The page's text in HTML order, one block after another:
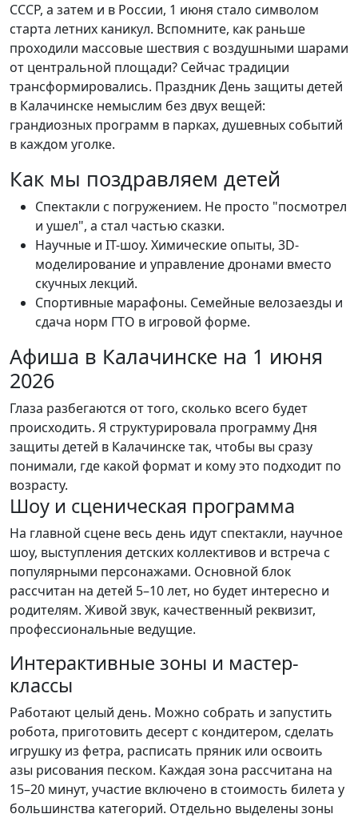
СССР, а затем и в России, 1 июня стало символом
старта летних каникул. Вспомните, как раньше
проходили массовые шествия с воздушными шарами
от центральной площади? Сейчас традиции
трансформировались. Праздник День защиты детей
в Калачинске немыслим без двух вещей:
грандиозных программ в парках, душевных событий
в каждом уголке.
Как мы поздравляем детей
Спектакли с погружением. Не просто "посмотрел
и ушел", а стал частью сказки.
Научные и IT-шоу. Химические опыты, 3D-
моделирование и управление дронами вместо
скучных лекций.
Спортивные марафоны. Семейные велозаезды и
сдача норм ГТО в игровой форме.
Афиша в Калачинске на 1 июня
2026
Глаза разбегаются от того, сколько всего будет
происходить. Я структурировала программу Дня
защиты детей в Калачинске так, чтобы вы сразу
понимали, где какой формат и кому это подходит по
возрасту.
Шоу и сценическая программа
На главной сцене весь день идут спектакли, научное
шоу, выступления детских коллективов и встреча с
популярными персонажами. Основной блок
рассчитан на детей 5–10 лет, но будет интересно и
родителям. Живой звук, качественный реквизит,
профессиональные ведущие.
Интерактивные зоны и мастер-
классы
Работают целый день. Можно собрать и запустить
робота, приготовить десерт с кондитером, сделать
игрушку из фетра, расписать пряник или освоить
азы рисования песком. Каждая зона рассчитана на
15–20 минут, участие включено в стоимость билета у
большинства категорий. Отдельно выделены зоны